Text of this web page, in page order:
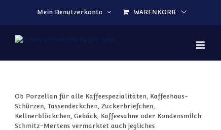
Mein Benutzerkonto
WARENKORB
Ob Porzellan für alle Kaffeespezialitäten, Kaffeehaus-
Schürzen, Tassendeckchen, Zuckerbriefchen,
Kellnerblöckchen, Gebäck, Kaffeesahne oder Kondensmilch:
Schmitz-Mertens vermarktet auch jegliches